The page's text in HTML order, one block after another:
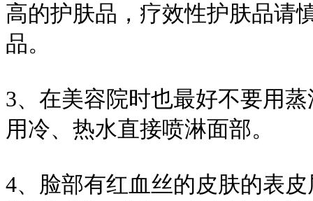
高的护肤品，疗效性护肤品请
品。
3、在美容院时也最好不要用
用冷、热水直接喷淋面部。
4、脸部有红血丝的皮肤的表